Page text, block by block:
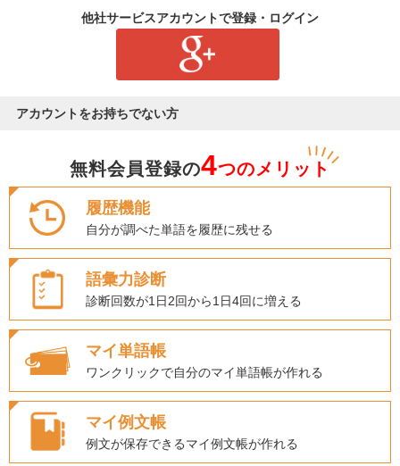
他社サービスアカウントで登録・ログイン
アカウントをお持ちでない方
無料会員登録の4つのメリット
履歴機能
自分が調べた単語を履歴に残せる
語彙力診断
診断回数が1日2回から1日4回に増える
マイ単語帳
ワンクリックで自分のマイ単語帳が作れる
マイ例文帳
例文が保存できるマイ例文帳が作れる